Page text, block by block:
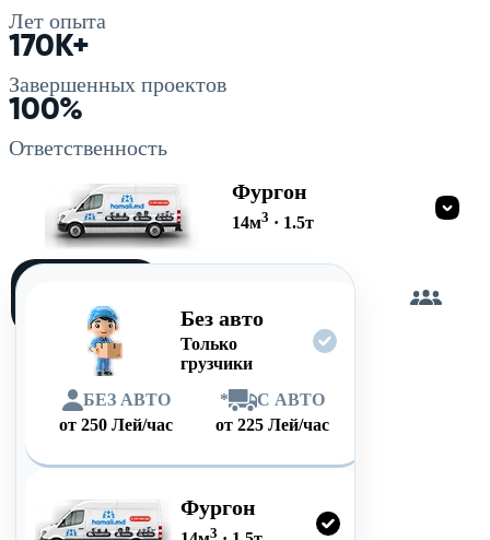
Лет опыта
170K+
Завершенных проектов
100%
Ответственность
Фургон
14м3 · 1.5т
Без авто
Только
грузчики
БЕЗ АВТО
от250 Лей/час
*
С АВТО
от 225 Лей/час
Фургон
3